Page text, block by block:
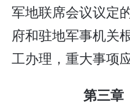
军地联席会议议定
府和驻地军事机关
工办理，重大事项
第三